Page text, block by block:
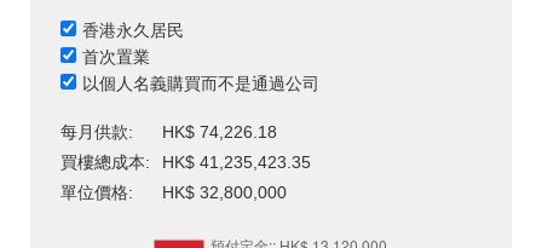
香港永久居民
首次置業
以個人名義購買而不是通過公司
每月供款:
HK$ 74,226.18
買樓總成本:
HK$ 41,235,423.35
單位價格:
HK$ 32,800,000